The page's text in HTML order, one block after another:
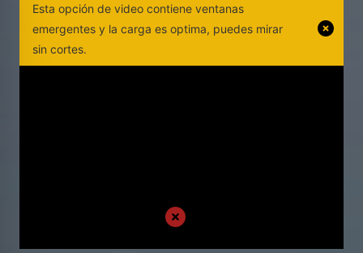
Esta opción de video contiene ventanas
emergentes y la carga es optima, puedes mirar
sin cortes.